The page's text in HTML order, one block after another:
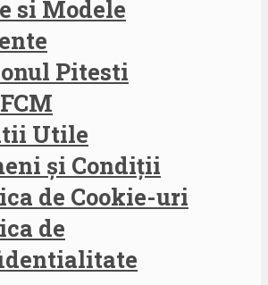
si Modele
Pitesti
Utile
și Condiții
de Cookie-uri
de